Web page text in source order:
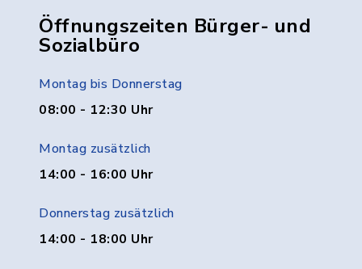
Öffnungszeiten Bürger- und
Sozialbüro
Montag bis Donnerstag
08:00 - 12:30 Uhr
Montag zusätzlich
14:00 - 16:00 Uhr
Donnerstag zusätzlich
14:00 - 18:00 Uhr